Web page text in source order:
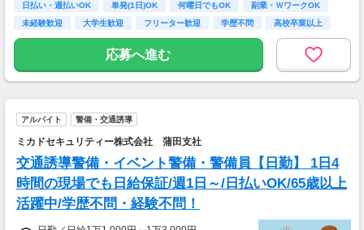
日払い・週払いOK 単発(1日)OK 何曜日でもOK
副業・ＷワークOK
未経験歓迎
大学生歓迎 フリーター歓迎 学歴不問 高校卒業以上
応募へ進む
アルバイト 警備・交通誘導
ミカドセキュリティー株式会社 蒲田支社
交通誘導警備・イベント警備・警備員【日勤】 1日4
時間の現場でも日給保証/週1日～/日払いOK/65歳以上
活躍中/学歴不問・経験不問！